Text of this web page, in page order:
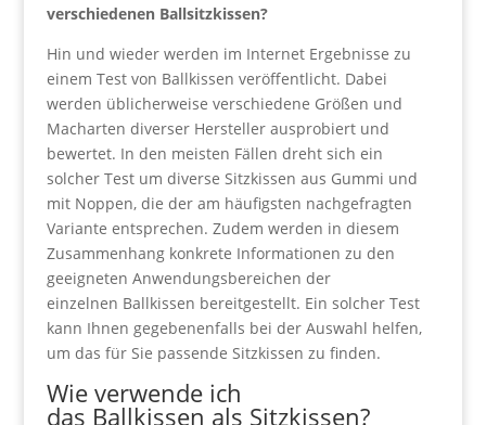
verschiedenen Ballsitzkissen?
Hin und wieder werden im Internet Ergebnisse zu
einem Test von Ballkissen veröffentlicht. Dabei
werden üblicherweise verschiedene Größen und
Macharten diverser Hersteller ausprobiert und
bewertet. In den meisten Fällen dreht sich ein
solcher Test um diverse Sitzkissen aus Gummi und
mit Noppen, die der am häufigsten nachgefragten
Variante entsprechen. Zudem werden in diesem
Zusammenhang konkrete Informationen zu den
geeigneten Anwendungsbereichen der
einzelnen Ballkissen bereitgestellt. Ein solcher Test
kann Ihnen gegebenenfalls bei der Auswahl helfen,
um das für Sie passende Sitzkissen zu finden.
Wie verwende ich
das Ballkissen als Sitzkissen?